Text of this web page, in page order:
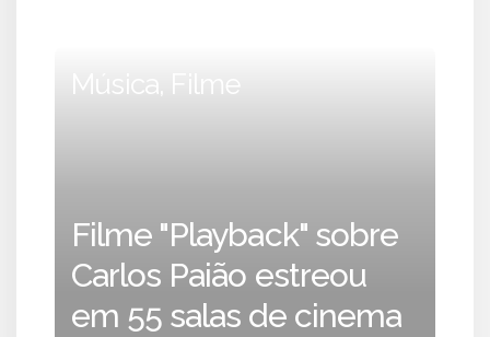
Música, Filme
Filme "Playback" sobre
Carlos Paião estreou
em 55 salas de cinema